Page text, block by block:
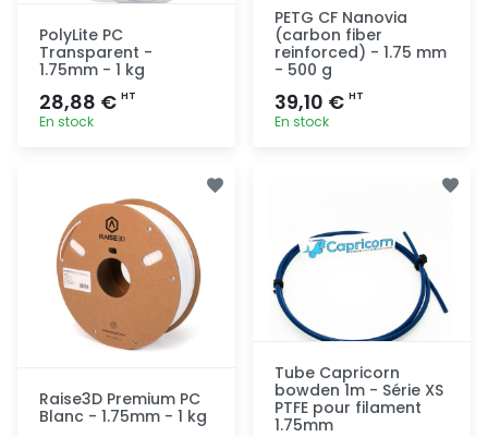
PolyLite PC
Transparent -
1.75mm - 1 kg
28,88 € HT
En stock
PETG CF Nanovia
(carbon fiber
reinforced) - 1.75 mm
- 500 g
39,10 € HT
En stock
Raise3D Premium PC
Blanc - 1.75mm - 1 kg
Tube Capricorn
bowden 1m - Série XS
PTFE pour filament
1.75mm